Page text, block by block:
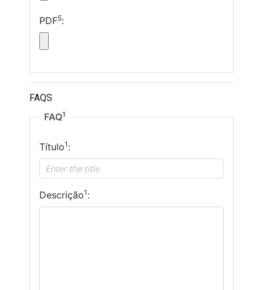
PDF5:
FAQS
FAQ1
Título1 :
Descrição1 :